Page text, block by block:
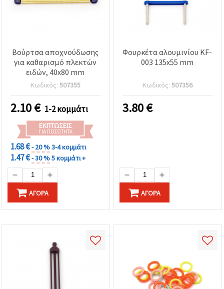
Βούρτσα αποχνούδωσης
για καθαρισμό πλεκτών
ειδών, 40x80 mm
Κωδικός: 507355
2.10€ 1-2 κομμάτι
ΕΚΠΤΏΣΕΙΣ
ΓΙΑ ΠΟΣΌΤΗΤΑ
1.68 €- 20 %3-4 κομμάτι
1.47 €- 30 %5 κομμάτι +
ΑΓΟΡΆ
Φουρκέτα αλουμινίου KF-
003 135x55 mm
Κωδικός: 507356
3.80€
ΑΓΟΡΆ